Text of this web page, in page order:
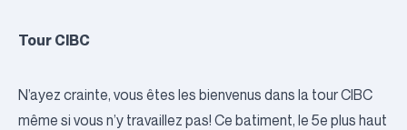
Tour CIBC
N’ayez crainte, vous êtes les bienvenus dans la tour CIBC
même si vous n’y travaillez pas! Ce batiment, le 5e plus haut